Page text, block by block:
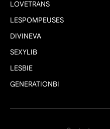
LOVETRANS
LESPOMPEUSES
DIVINEVA
SEXYLIB
LESBIE
GENERATIONBI